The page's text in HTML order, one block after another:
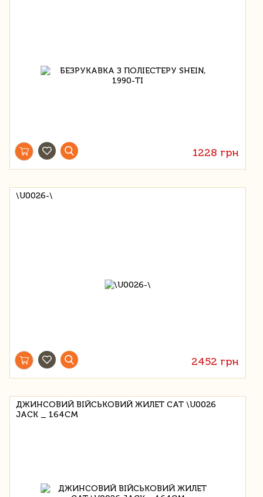
1228 грн
\U0026-\
2452 грн
ДЖИНСОВИЙ ВІЙСЬКОВИЙ ЖИЛЕТ CAT \U0026
JACK _ 164СМ